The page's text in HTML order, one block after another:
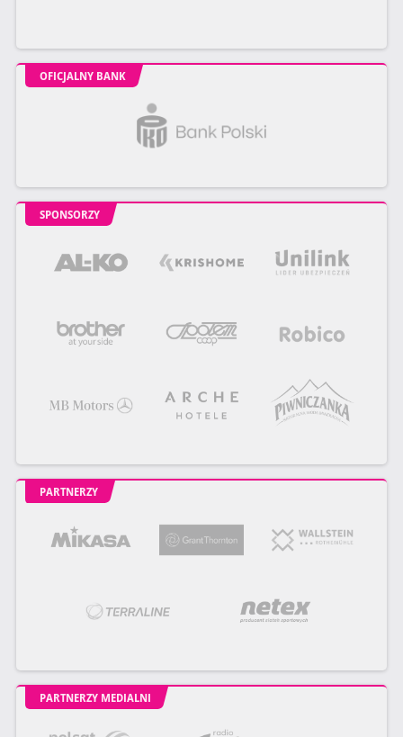
OFICJALNY BANK
SPONSORZY
PARTNERZY
PARTNERZY MEDIALNI